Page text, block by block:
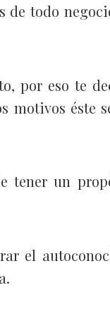
de todo
por eso te
motivos éste
tener un
el